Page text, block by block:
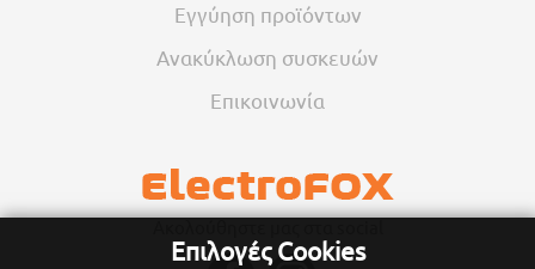
Εγγύηση προϊόντων
Ανακύκλωση συσκευών
Επικοινωνία
Επιλογές Cookies